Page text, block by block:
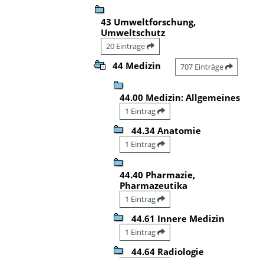
43 Umweltforschung,
Umweltschutz
20 Einträge
44 Medizin 707 Einträge
44.00 Medizin: Allgemeines
1 Eintrag
44.34 Anatomie
1 Eintrag
44.40 Pharmazie,
Pharmazeutika
1 Eintrag
44.61 Innere Medizin
1 Eintrag
44.64 Radiologie